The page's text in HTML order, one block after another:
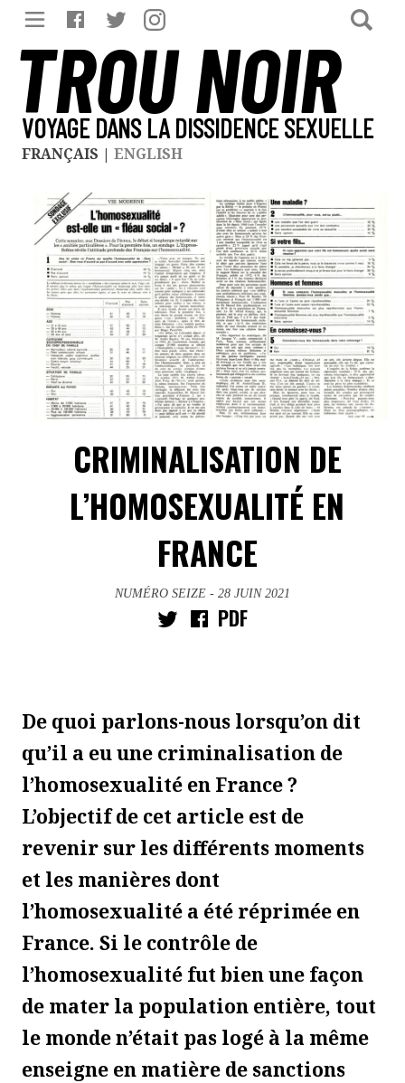
TROU NOIR
VOYAGE DANS LA DISSIDENCE SEXUELLE
FRANÇAIS | ENGLISH
CRIMINALISATION DE
L’HOMOSEXUALITÉ EN
FRANCE
NUMÉRO SEIZE - 28 JUIN 2021
PDF
De quoi parlons-nous lorsqu’on dit
qu’il a eu une criminalisation de
l’homosexualité en France ?
L’objectif de cet article est de
revenir sur les différents moments
et les manières dont
l’homosexualité a été réprimée en
France. Si le contrôle de
l’homosexualité fut bien une façon
de mater la population entière, tout
le monde n’était pas logé à la même
enseigne en matière de sanctions